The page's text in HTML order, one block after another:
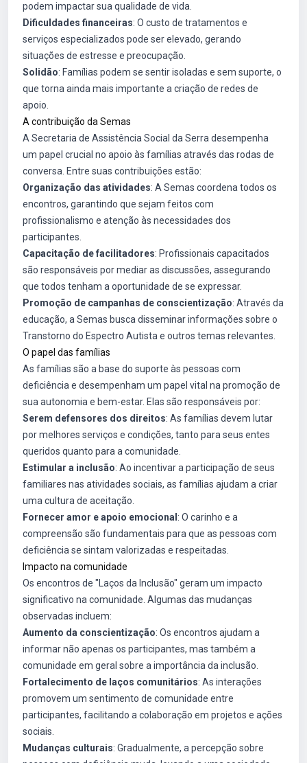
podem impactar sua qualidade de vida.
Dificuldades financeiras: O custo de tratamentos e
serviços especializados pode ser elevado, gerando
situações de estresse e preocupação.
Solidão: Famílias podem se sentir isoladas e sem suporte, o
que torna ainda mais importante a criação de redes de
apoio.
A contribuição da Semas
A Secretaria de Assistência Social da Serra desempenha
um papel crucial no apoio às famílias através das rodas de
conversa. Entre suas contribuições estão:
Organização das atividades: A Semas coordena todos os
encontros, garantindo que sejam feitos com
profissionalismo e atenção às necessidades dos
participantes.
Capacitação de facilitadores: Profissionais capacitados
são responsáveis por mediar as discussões, assegurando
que todos tenham a oportunidade de se expressar.
Promoção de campanhas de conscientização: Através da
educação, a Semas busca disseminar informações sobre o
Transtorno do Espectro Autista e outros temas relevantes.
O papel das famílias
As famílias são a base do suporte às pessoas com
deficiência e desempenham um papel vital na promoção de
sua autonomia e bem-estar. Elas são responsáveis por:
Serem defensores dos direitos: As famílias devem lutar
por melhores serviços e condições, tanto para seus entes
queridos quanto para a comunidade.
Estimular a inclusão: Ao incentivar a participação de seus
familiares nas atividades sociais, as famílias ajudam a criar
uma cultura de aceitação.
Fornecer amor e apoio emocional : O carinho e a
compreensão são fundamentais para que as pessoas com
deficiência se sintam valorizadas e respeitadas.
Impacto na comunidade
Os encontros de "Laços da Inclusão" geram um impacto
significativo na comunidade. Algumas das mudanças
observadas incluem:
Aumento da conscientização: Os encontros ajudam a
informar não apenas os participantes, mas também a
comunidade em geral sobre a importância da inclusão.
Fortalecimento de laços comunitários: As interações
promovem um sentimento de comunidade entre
participantes, facilitando a colaboração em projetos e ações
sociais.
Mudanças culturais: Gradualmente, a percepção sobre